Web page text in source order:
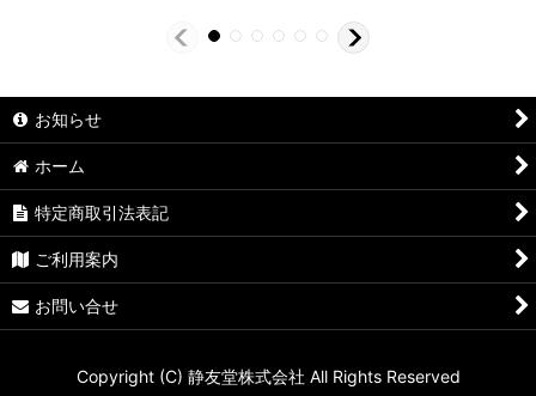
お知らせ
ホーム
特定商取引法表記
ご利用案内
お問い合せ
Copyright (C) 静友堂株式会社 All Rights Reserved